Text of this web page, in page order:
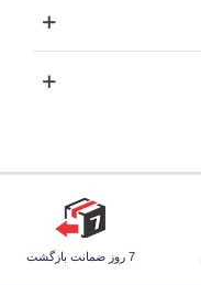
7 روز ضمانت بازگشت